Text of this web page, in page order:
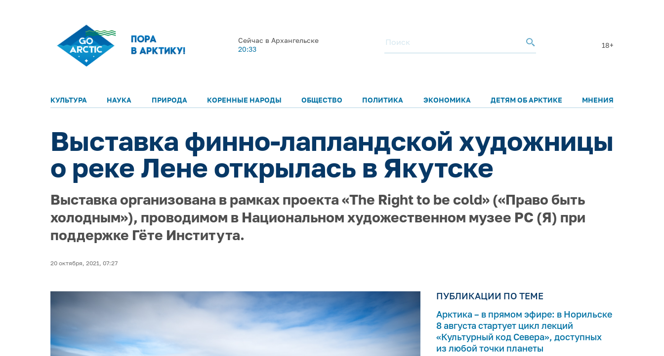
Сейчас в Архангельске
20:33
18+
КУЛЬТУРА НАУКА ПРИРОДА КОРЕННЫЕ НАРОДЫ ОБЩЕСТВО ПОЛИТИКА ЭКОНОМИКА ДЕТЯМ ОБ АРКТИКЕ МНЕНИЯ
Выставка финно-лапландской художницы
о реке Лене открылась в Якутске
Выставка организована в рамках проекта «The Right to be cold» («Право быть
холодным»), проводимом в Национальном художественном музее РС (Я) при
поддержке Гёте Института.
20 октября, 2021, 07:27
ПУБЛИКАЦИИ ПО ТЕМЕ
Арктика – в прямом эфире: в Норильске
8 августа стартует цикл лекций
«Культурный код Севера», доступных
из любой точки планеты